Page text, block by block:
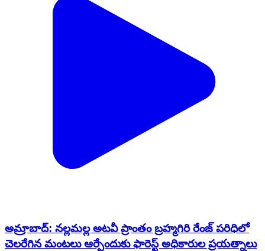
అమ్రాబాద్: నల్లమల్ల అటవీ ప్రాంతం బ్రహ్మగిరి రేంజ్ పరిధిలో
చెలరేగిన మంటలు ఆర్పేందుకు ఫారెస్ట్ అధికారుల ప్రయత్నాలు